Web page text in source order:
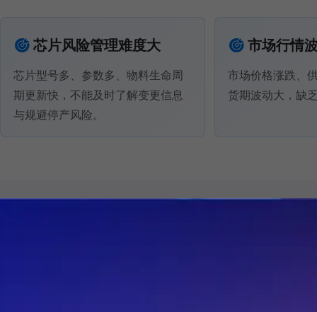
芯片风险管理难度大
芯片型号多、参数多、物料生命周
期更新快，不能及时了解变更信息
与规避停产风险。
市场行情
市场价格涨跌、
货期波动大，缺